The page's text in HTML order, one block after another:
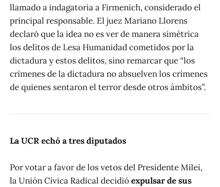
llamado a indagatoria a Firmenich, considerado el
principal responsable. El juez Mariano Llorens
declaró que la idea no es ver de manera simétrica
los delitos de Lesa Humanidad cometidos por la
dictadura y estos delitos, sino remarcar que “los
crímenes de la dictadura no absuelven los crímenes
de quienes sentaron el terror desde otros ámbitos”.
La UCR echó a tres diputados
Por votar a favor de los vetos del Presidente Milei,
la Unión Cívica Radical decidióexpulsar de sus